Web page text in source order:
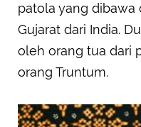
patola yang dibawa
Gujarat dari India.
oleh orang tua dari
orang Truntum.